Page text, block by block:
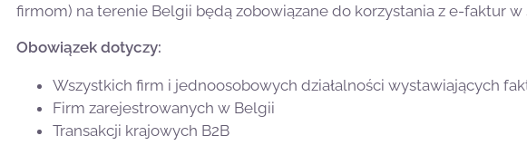
firmom) na terenie Belgii będą zobowiązane do korzystania z e-faktur w
Obowiązek dotyczy:
Wszystkich firm i jednoosobowych działalności wystawiających
Firm zarejestrowanych w Belgii
Transakcji krajowych B2B